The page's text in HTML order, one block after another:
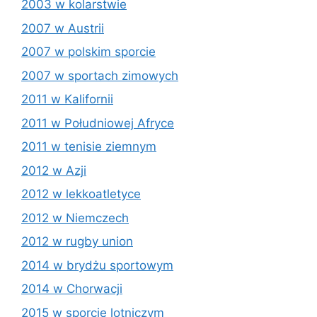
2003 w kolarstwie
2007 w Austrii
2007 w polskim sporcie
2007 w sportach zimowych
2011 w Kalifornii
2011 w Południowej Afryce
2011 w tenisie ziemnym
2012 w Azji
2012 w lekkoatletyce
2012 w Niemczech
2012 w rugby union
2014 w brydżu sportowym
2014 w Chorwacji
2015 w sporcie lotniczym